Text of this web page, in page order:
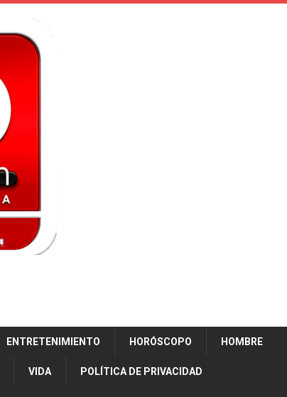
ENTRETENIMIENTO HORÓSCOPO HOMBRE
VIDA POLÍTICA DE PRIVACIDAD